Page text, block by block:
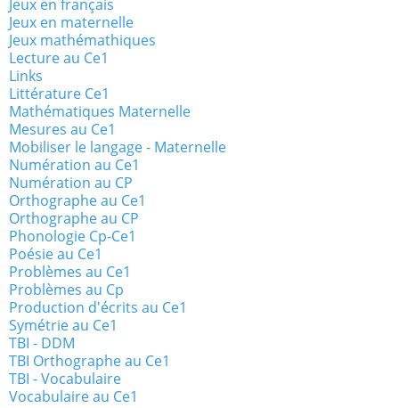
Jeux en français
Jeux en maternelle
Jeux mathémathiques
Lecture au Ce1
Links
Littérature Ce1
Mathématiques Maternelle
Mesures au Ce1
Mobiliser le langage - Maternelle
Numération au Ce1
Numération au CP
Orthographe au Ce1
Orthographe au CP
Phonologie Cp-Ce1
Poésie au Ce1
Problèmes au Ce1
Problèmes au Cp
Production d'écrits au Ce1
Symétrie au Ce1
TBI - DDM
TBI Orthographe au Ce1
TBI - Vocabulaire
Vocabulaire au Ce1